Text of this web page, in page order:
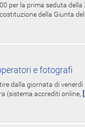
per la prima seduta della
della Giunta
e fotografi
dalla giornata di
(sistema accrediti online,